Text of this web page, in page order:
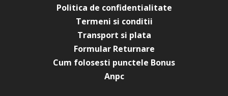
Politica de confidentialitate
Termeni si conditii
Transport si plata
Formular Returnare
Cum folosesti punctele Bonus
Anpc